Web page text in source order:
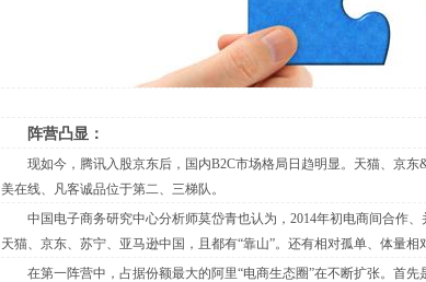
阵营凸显：
现如今，腾讯入股京东后，国内B2C市场格局日趋明显。天猫、京东
美在线、凡客诚品位于第二、三梯队。
中国电子商务研究中心分析师莫岱青也认为，2014年初电商间合作、
天猫、京东、苏宁、亚马逊中国，且都有“靠山”。还有相对孤单、体量
在第一阵营中，占据份额最大的阿里“电商生态圈”在不断扩张。首先